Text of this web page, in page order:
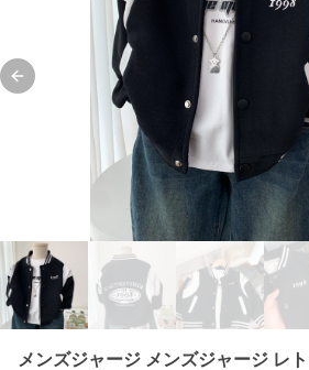
Previous slide
メンズジャージ メンズジャージ レ